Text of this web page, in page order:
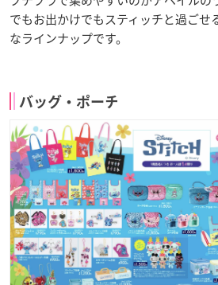
でもお出かけでもスティッチと過ごせ
なラインナップです。
バッグ・ポーチ